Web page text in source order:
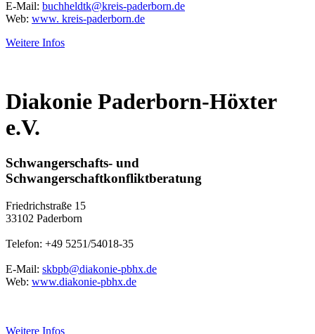
E-Mail: buchheldtk@kreis-paderborn.de
Web: www. kreis-paderborn.de
Weitere Infos
Diakonie Paderborn-Höxter
e.V.
Schwangerschafts- und
Schwangerschaftkonfliktberatung
Friedrichstraße 15
33102 Paderborn
Telefon: +49 5251/54018-35
E-Mail: skbpb@diakonie-pbhx.de
Web: www.diakonie-pbhx.de
Weitere Infos